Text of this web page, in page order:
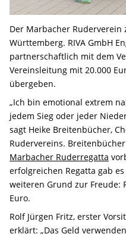
Der Marbacher
Württemberg. RIVA GmbH
partnerschaftlich mit dem
Vereinsleitung mit 20.000
übergeben.
„Ich bin emotional extrem
jedem Sieg oder jeder
sagt Heike Breitenbücher,
Rudervereins.
Marbacher Ruderregatta
erfolgreichen Regatta gab
weiteren Grund zur Freude:
Euro.
Rolf Jürgen Fritz, erster
erklärt: „Das Geld